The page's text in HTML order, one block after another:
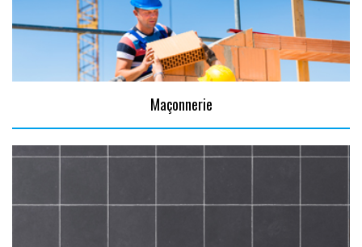
Maçonnerie